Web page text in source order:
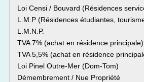
Loi Censi / Bouvard (Résidences
L.M.P (Résidences étudiantes,
L.M.N.P.
TVA 7% (achat en résidence principale)
TVA 5,5% (achat en résidence
Loi Pinel Outre-Mer (Dom-Tom)
Démembrement / Nue Propriété